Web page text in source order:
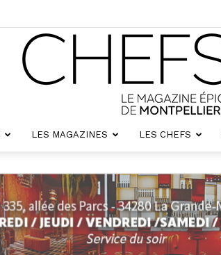
LES MAGAZINES LES CHEFS